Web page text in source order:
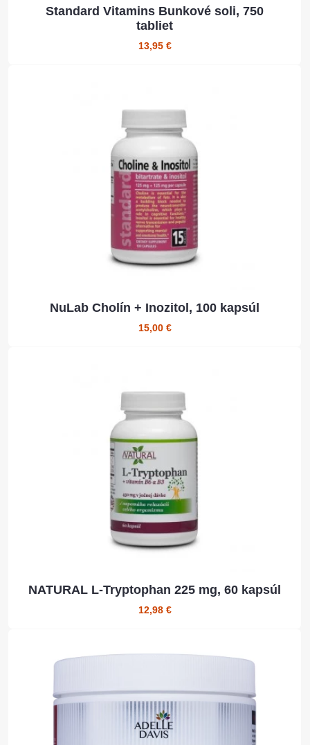
Standard Vitamins Bunkové soli, 750
tabliet
13,95 €
NuLab Cholín + Inozitol, 100 kapsúl
15,00 €
NATURAL L-Tryptophan 225 mg, 60 kapsúl
12,98 €